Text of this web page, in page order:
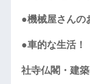
●機械屋さん
●車的な生活！
社寺仏閣・建